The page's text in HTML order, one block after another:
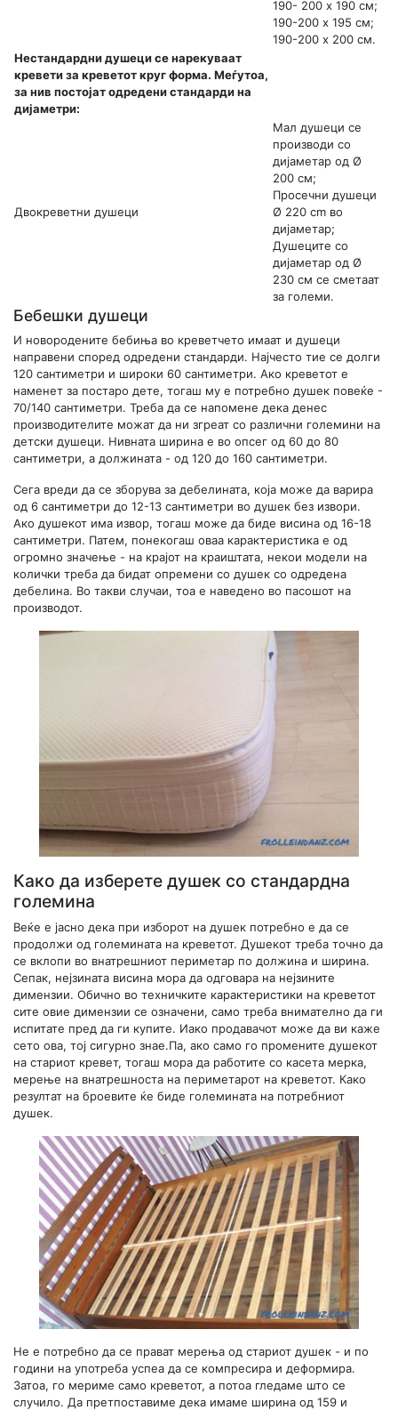
190- 200 x 190 см;
190-200 х 195 см;
190-200 х 200 см.
Нестандардни душеци се нарекуваат
кревети за креветот круг форма. Меѓутоа,
за нив постојат одредени стандарди на
дијаметри:
Двокреветни душеци
Мал душеци се
производи со
дијаметар од Ø
200 см;
Просечни душеци
Ø 220 cm во
дијаметар;
Душеците со
дијаметар од Ø
230 см се сметаат
за големи.
Бебешки душеци
И новородените бебиња во креветчето имаат и душеци
направени според одредени стандарди. Најчесто тие се долги
120 сантиметри и широки 60 сантиметри. Ако креветот е
наменет за постаро дете, тогаш му е потребно душек повеќе -
70/140 сантиметри. Треба да се напомене дека денес
производителите можат да ни згреат со различни големини на
детски душеци. Нивната ширина е во опсег од 60 до 80
сантиметри, а должината - од 120 до 160 сантиметри.
Сега вреди да се зборува за дебелината, која може да варира
од 6 сантиметри до 12-13 сантиметри во душек без извори.
Ако душекот има извор, тогаш може да биде висина од 16-18
сантиметри. Патем, понекогаш оваа карактеристика е од
огромно значење - на крајот на краиштата, некои модели на
колички треба да бидат опремени со душек со одредена
дебелина. Во такви случаи, тоа е наведено во пасошот на
производот.
Како да изберете душек со стандардна
големина
Веќе е јасно дека при изборот на душек потребно е да се
продолжи од големината на креветот. Душекот треба точно да
се вклопи во внатрешниот периметар по должина и ширина.
Сепак, нејзината висина мора да одговара на нејзините
димензии. Обично во техничките карактеристики на креветот
сите овие димензии се означени, само треба внимателно да ги
испитате пред да ги купите. Иако продавачот може да ви каже
сето ова, тој сигурно знае.Па, ако само го промените душекот
на стариот кревет, тогаш мора да работите со касета мерка,
мерење на внатрешноста на периметарот на креветот. Како
резултат на броевите ќе биде големината на потребниот
душек.
Не е потребно да се прават мерења од стариот душек - и по
години на употреба успеа да се компресира и деформира.
Затоа, го мериме само креветот, а потоа гледаме што се
случило. Да претпоставиме дека имаме ширина од 159 и